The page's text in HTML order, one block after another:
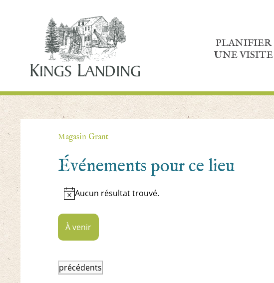
PLANIFIER
UNE VISITE
Magasin Grant
Événements pour ce lieu
NoticeAucun résultat trouvé.
À venir
une
date.
Événements
précédents